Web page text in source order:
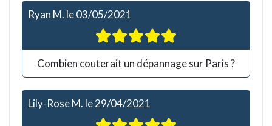
Ryan M. le03/05/2021
Combien couterait un dépannage sur Paris ?
Lily-Rose M. le29/04/2021